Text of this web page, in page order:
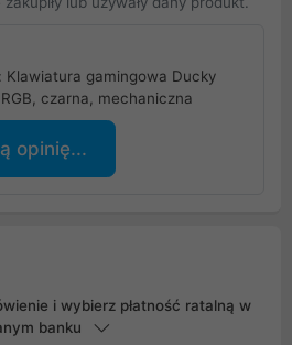
Klawiatura gamingowa Ducky
czarna, mechaniczna
opinię...
i wybierz płatność ratalną w
banku